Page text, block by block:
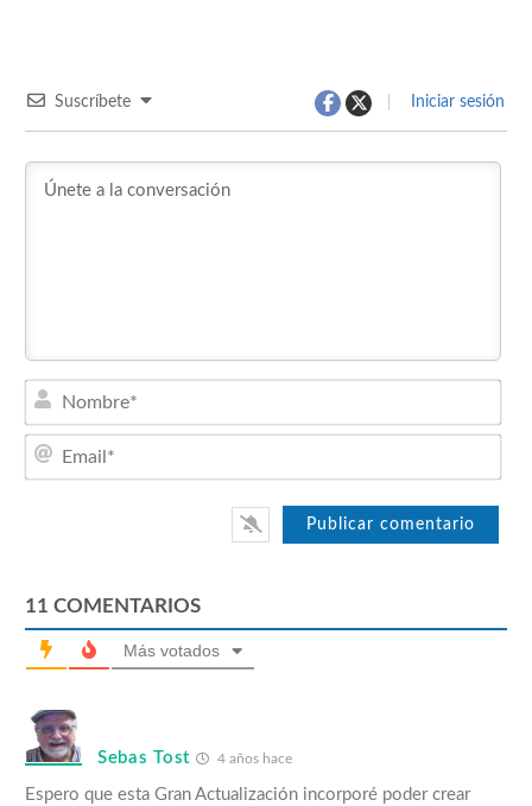
Suscríbete Iniciar sesión
11 COMENTARIOS
Más votados
Sebas Tost 4 años hace
Espero que esta Gran Actualización incorporé poder crear